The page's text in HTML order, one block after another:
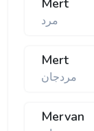
Mert
مرد
Mert
مردجان
Mervan